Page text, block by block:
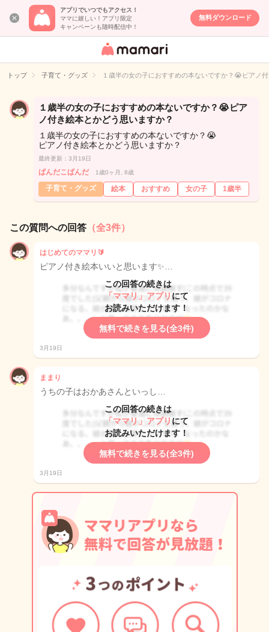
アプリでいつでもアクセス！
ママに嬉しい！アプリ限定
キャンペーンも随時配信中！
無料ダウンロード
女性専用匿名QA
イト
トップ 子育て・グッズ １歳半の女の子におすすめの本ないですか？😭ピアノ
１歳半の女の子におすすめの本ないですか？😭ピア
ノ付き絵本とかどう思いますか？
１歳半の女の子におすすめの本ないですか？😭
ピアノ付き絵本とかどう思いますか？
最終更新：3月19日
ぱんだこぱんだ 1歳0ヶ月, 8歳
子育て・グッズ 絵本 おすすめ 女の子 1歳半
この質問への回答 （全3件）
はじめてのママリ🔰
ピアノ付き絵本いいと思います✨…
この回答の続きは
「ママリ」アプリ にて
お読みいただけます！
無料で続きを見る(全3件)
3月19日
ままり
うちの子はおかあさんといっし…
この回答の続きは
「ママリ」アプリ にて
お読みいただけます！
無料で続きを見る(全3件)
3月19日